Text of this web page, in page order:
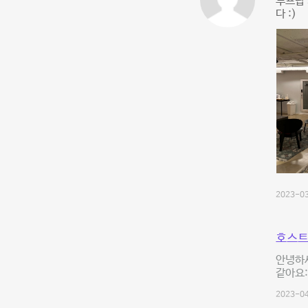
다 :)
2023-
호스
안녕하
같아
2023-